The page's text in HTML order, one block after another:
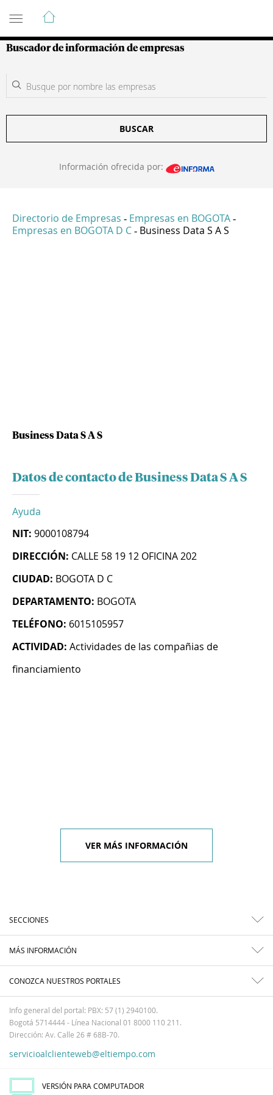
Guía de Empresas Colombianas
Buscador de información de empresas
BUSCAR
Información ofrecida por:
Directorio de Empresas - Empresas en BOGOTA -
Empresas en BOGOTA D C - Business Data S A S
Business Data S A S
Datos de contacto de Business Data S A S
Ayuda
NIT: 9000108794
DIRECCIÓN: CALLE 58 19 12 OFICINA 202
CIUDAD: BOGOTA D C
DEPARTAMENTO: BOGOTA
TELÉFONO: 6015105957
ACTIVIDAD: Actividades de las compañias de
financiamiento
VER MÁS INFORMACIÓN
SECCIONES
MÁS INFORMACIÓN
CONOZCA NUESTROS PORTALES
Info general del portal: PBX: 57 (1) 2940100.
Bogotá 5714444 - Línea Nacional 01 8000 110 211.
Dirección: Av. Calle 26 # 68B-70.
servicioalclienteweb@eltiempo.com
VERSIÓN PARA COMPUTADOR